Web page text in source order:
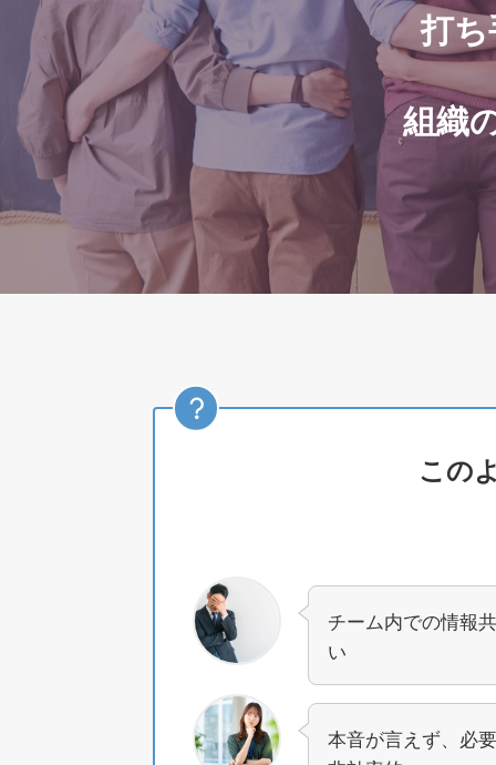
打
組織
この
チーム内での情報
い
本音が言えず、必